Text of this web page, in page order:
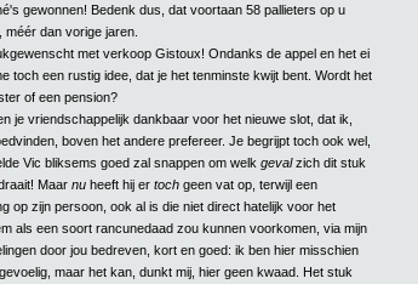
gewonnen! Bedenk dus, dat voortaan 58 pallieters op u
méér dan vorige jaren.
met verkoop Gistoux! Ondanks de appel en het ei
toch een rustig idee, dat je het tenminste kwijt bent. Wordt het
of een pension?
je vriendschappelijk dankbaar voor het nieuwe slot, dat ik,
boven het andere prefereer. Je begrijpt toch ook wel,
Vic bliksems goed zal snappen om welk gevalzich dit stuk
Maar nuheeft hij er tochgeen vat op, terwijl een
op zijn persoon, ook al is die niet direct hatelijk voor het
als een soort rancunedaad zou kunnen voorkomen, via mijn
door jou bedreven, kort en goed: ik ben hier misschien
maar het kan, dunkt mij, hier geen kwaad. Het stuk